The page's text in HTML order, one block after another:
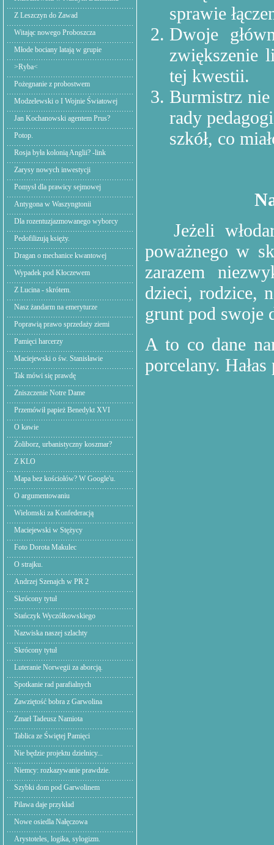
Z Leszczyn do Zawad
Witając nowego Proboszcza
Młode bociany latają w grupie
>Ryba<
Pożegnanie z probostwem
Modzelewski o I Wojnie Światowej
Jan Kochanowski agentem Prus?
Potop.
Rosja była kolonią Anglii? -link
Zarysy nowych inwestycji
Pomysł dla prawicy sejmowej
Antygona w Waszyngtonii
Dla rozentuzjazmowanego wyborcy
Pedofilizują księży.
Dragan o mechanice kwantowej
Wypadek pod Kłoczewem
Z Lucina - skrótem.
Nasz żandarm na emeryturze
Poprawią prawo sprzedaży ziemi
Pamięci harcerzy
Maciejewski o św. Stanisławie
Tak mówi się prawdę
Zniszczenie Notre Dame
Przemówił papież Benedykt XVI
O kawie
Żoliborz, urbanistyczny koszmar?
Z KLO
Mapa bez kościołów? W Google'u.
O argumentowaniu
Wielomski za Konfederacją
Maciejewski w Stężycy
Foto Dorota Makulec
O strajku.
Andrzej Szenajch w PR 2
Skrócony tytuł
Stańczyk Wyczółkowskiego
Nazwiska naszej szlachty
Skrócony tytuł
Luteranie Norwegii za aborcją.
Spotkanie rad parafialnych
Zawziętość bobra z Garwolina
Zmarł Tadeusz Namiota
Tablica ze Świętej Pamięci
Nie będzie projektu dzielnicy...
Niemcy: rozkazywanie prawdzie.
Szybki dom pod Garwolinem
Pilawa daje przykład
Nowe osiedla Nałęczowa
Arystoteles, logika, sylogizm.
sprawie
Dwoje
zwiększenie
tej kwestii.
Burmistrz
rady
szkół, co
Jeżeli
poważnego w
zarazem
dzieci, rodzice,
grunt pod swoje
A to co dane
porcelany.